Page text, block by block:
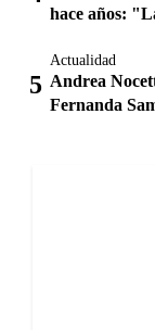
hace años:
Actualidad
Andrea
Fernanda